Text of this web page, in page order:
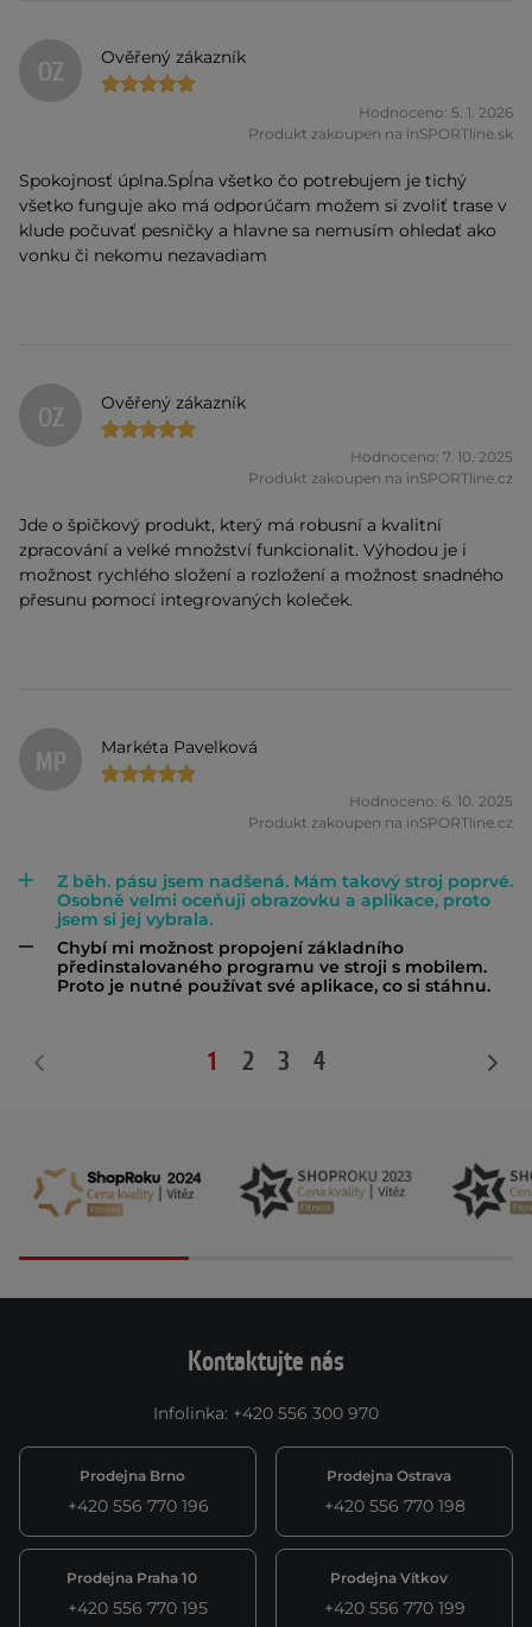
OZ Ověřený zákazník
Hodnoceno: 5. 1. 2026
Produkt zakoupen na inSPORTline.sk
Spokojnosť úplna.Spĺna všetko čo potrebujem je tichý
všetko funguje ako má odporúčam možem si zvoliť trase v
klude počuvať pesničky a hlavne sa nemusím ohledať ako
vonku či nekomu nezavadiam
OZ Ověřený zákazník
Hodnoceno: 7. 10. 2025
Produkt zakoupen na inSPORTline.cz
Jde o špičkový produkt, který má robusní a kvalitní
zpracování a velké množství funkcionalit. Výhodou je i
možnost rychlého složení a rozložení a možnost snadného
přesunu pomocí integrovaných koleček.
MP Markéta Pavelková
Hodnoceno: 6. 10. 2025
Produkt zakoupen na inSPORTline.cz
Z běh. pásu jsem nadšená. Mám takový stroj poprvé.
Osobně velmi oceňuji obrazovku a aplikace, proto
jsem si jej vybrala.
Chybí mi možnost propojení základního
předinstalovaného programu ve stroji s mobilem.
Proto je nutné používat své aplikace, co si stáhnu.
1 2 3 4
Kontaktujte nás
Infolinka: +420 556 300 970
Prodejna Brno
+420 556 770 196
Prodejna Ostrava
+420 556 770 198
Prodejna Praha 10
+420 556 770 195
Prodejna Vítkov
+420 556 770 199